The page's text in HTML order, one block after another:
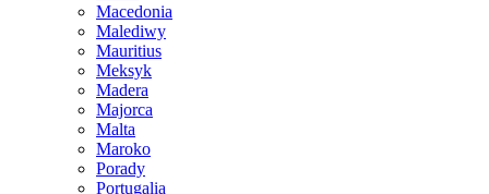
Macedonia
Malediwy
Mauritius
Meksyk
Madera
Majorca
Malta
Maroko
Porady
Portugalia